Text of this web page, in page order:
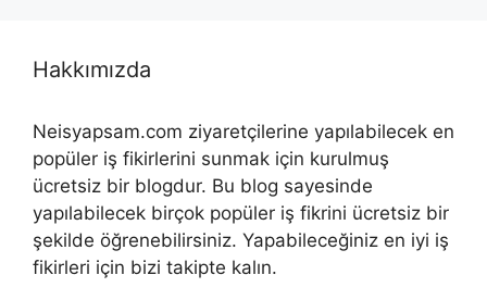
Hakkımızda
Neisyapsam.com ziyaretçilerine yapılabilecek en
popüler iş fikirlerini sunmak için kurulmuş
ücretsiz bir blogdur. Bu blog sayesinde
yapılabilecek birçok popüler iş fikrini ücretsiz bir
şekilde öğrenebilirsiniz. Yapabileceğiniz en iyi iş
fikirleri için bizi takipte kalın.